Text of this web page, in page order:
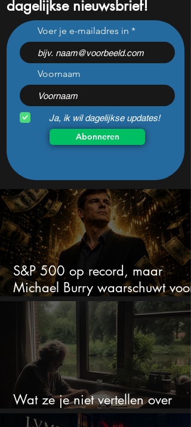
Wat ze je niet vertellen
over erfbelasting
dagelijkse nieuwsbrief!
Voer je e-mailadres in
Voornaam
Ja, ik wil dagelijkse updates!
Abonneren
S&P 500 op record, maar
Michael Burry waarschuwt voor
crash zoals in 1987
Wat ze je niet vertellen over
erfbelasting